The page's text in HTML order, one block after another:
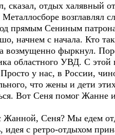
сказал, отдых халявный
возглавлял
прямым Сениным
начнем с начала. Кто
фыркнул.
областного УВД. С этой
у нас, в России,
что жены и дети
Вот Сеня помог Жанне
Сеня? Мы едем
идея с ретро-отдыхом